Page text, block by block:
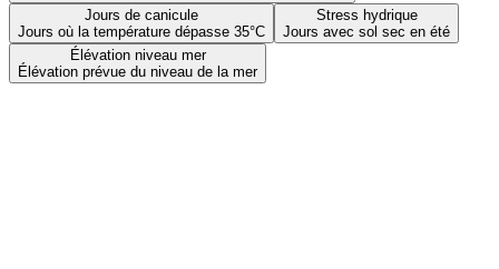
Jours de canicule
Jours où la température dépasse 35°C
Stress hydrique
Jours avec sol sec en été
Élévation niveau mer
Élévation prévue du niveau de la mer